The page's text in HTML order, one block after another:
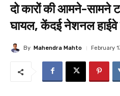
दो कारों की आमने-सामने
घायल, केंदई नेशनल हाईवे
By Mahendra Mahto February